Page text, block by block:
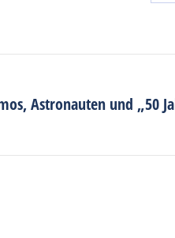
Astronauten und „50